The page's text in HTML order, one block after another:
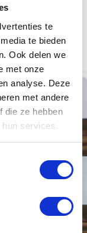
te
te bieden
Ook delen we
met onze
analyse. Deze
met andere
die ze hebben
services.
een trap
Het lijkt
in w...